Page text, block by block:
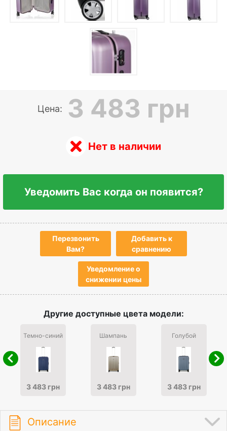
Цена: 3 483 грн
Нет в наличии
Уведомить Вас когда он появится?
Перезвонить
Вам?
Добавить к
сравнению
Уведомление о
снижении цены
Другие доступные цвета модели:
Темно-синий
3 483 грн
Шампань
3 483 грн
Голубой
3 483 грн
Описание